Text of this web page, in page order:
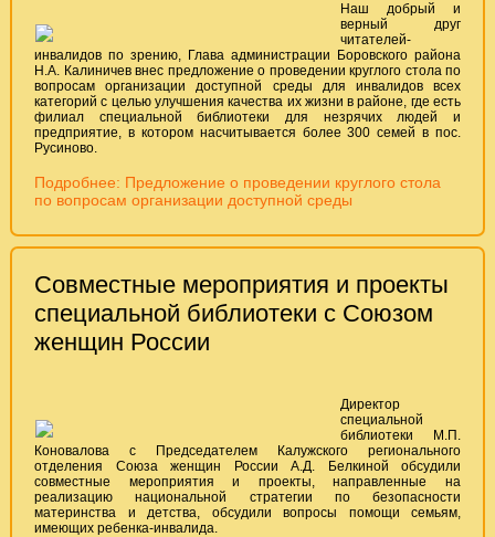
Наш добрый и
верный друг
читателей-
инвалидов по зрению, Глава администрации Боровского района
Н.А. Калиничев внес предложение о проведении круглого стола по
вопросам организации доступной среды для инвалидов всех
категорий с целью улучшения качества их жизни в районе, где есть
филиал специальной библиотеки для незрячих людей и
предприятие, в котором насчитывается более 300 семей в пос.
Русиново.
Подробнее: Предложение о проведении круглого стола
по вопросам организации доступной среды
Совместные мероприятия и проекты
специальной библиотеки с Союзом
женщин России
Директор
специальной
библиотеки М.П.
Коновалова с Председателем Калужского регионального
отделения Союза женщин России А.Д. Белкиной обсудили
совместные мероприятия и проекты, направленные на
реализацию национальной стратегии по безопасности
материнства и детства, обсудили вопросы помощи семьям,
имеющих ребенка-инвалида.